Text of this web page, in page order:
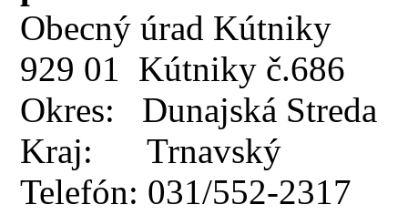
Obecný úrad Kútniky
929 01 Kútniky č.686
Okres: Dunajská Streda
Kraj: Trnavský
Telefón: 031/552-2317